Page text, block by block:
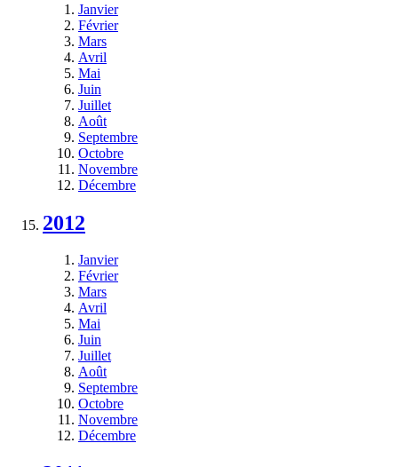
Janvier
Février
Mars
Avril
Mai
Juin
Juillet
Août
Septembre
Octobre
Novembre
Décembre
2012
Janvier
Février
Mars
Avril
Mai
Juin
Juillet
Août
Septembre
Octobre
Novembre
Décembre